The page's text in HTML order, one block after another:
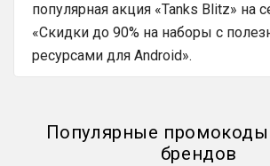
популярная акция «Tanks Blitz» на
«Скидки до 90% на наборы с
ресурсами для Android».
Популярные
брендов